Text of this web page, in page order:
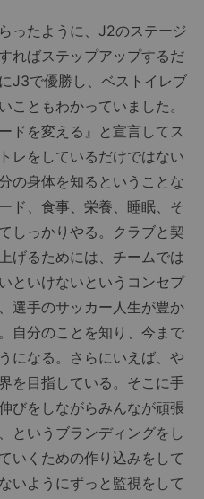
ったように、J2のステージ
ればステップアップするだ
J3で優勝し、ベストイレブ
こともわかっていました。
ドを変える』と宣言してス
レをしているだけではない
の身体を知るということな
ド、食事、栄養、睡眠、そ
しっかりやる。クラブと契
げるためには、チームでは
といけないというコンセプ
選手のサッカー人生が豊か
自分のことを知り、今まで
になる。さらにいえば、や
を目指している。そこに手
びをしながらみんなが頑張
というブランディングをし
いくための作り込みをして
いようにずっと監視をして